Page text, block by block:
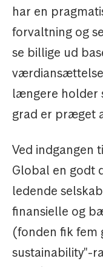
har en
forvaltning og
se billige ud
længere holder
grad er præget
Ved indgangen
Global en godt
ledende
finansielle og
(fonden fik fem
sustainability"-